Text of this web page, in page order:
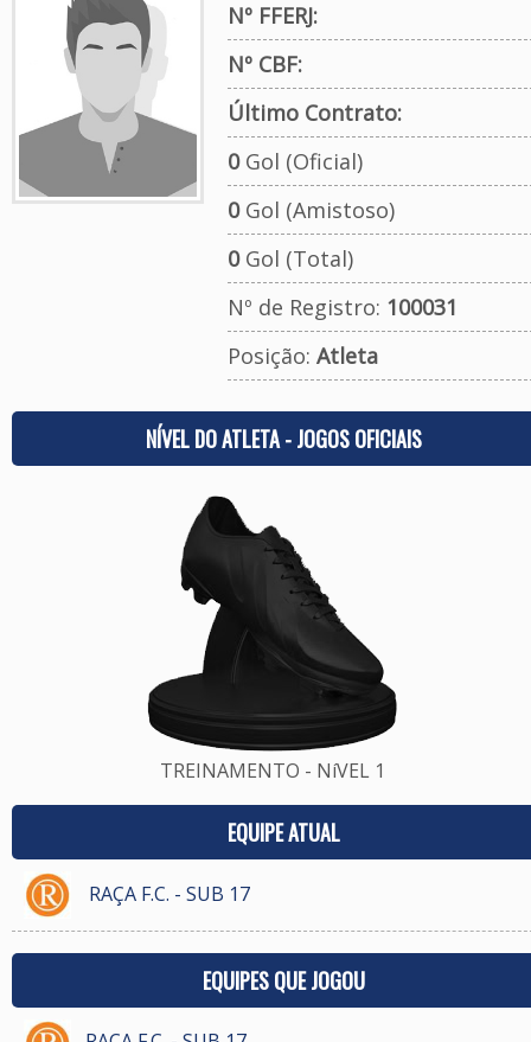
Nº FFERJ:
Nº CBF:
Último Contrato:
0Gol (Oficial)
0Gol (Amistoso)
0Gol (Total)
Nº de Registro: 100031
Posição: Atleta
NÍVEL DO ATLETA - JOGOS OFICIAIS
TREINAMENTO - NíVEL 1
EQUIPE ATUAL
RAÇA F.C. - SUB 17
EQUIPES QUE JOGOU